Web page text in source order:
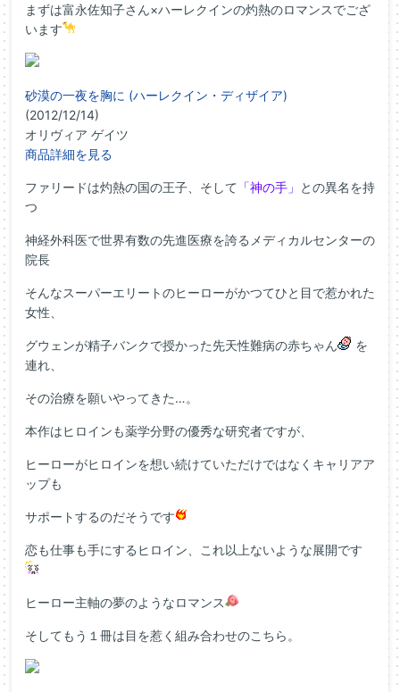
まずは富永佐知子さん×ハーレクインの灼熱のロマンスでござ
います
砂漠の一夜を胸に (ハーレクイン・ディザイア)
(2012/12/14)
オリヴィア ゲイツ
商品詳細を見る
ファリードは灼熱の国の王子、そして 「神の手」 との異名を持
つ
神経外科医で世界有数の先進医療を誇るメディカルセンターの
院長
そんなスーパーエリートのヒーローがかつてひと目で惹かれた
女性、
グウェンが精子バンクで授かった先天性難病の赤ちゃん
を
連れ、
その治療を願いやってきた…。
本作はヒロインも薬学分野の優秀な研究者ですが、
ヒーローがヒロインを想い続けていただけではなくキャリアア
ップも
サポートするのだそうです
恋も仕事も手にするヒロイン、これ以上ないような展開です
ヒーロー主軸の夢のようなロマンス
そしてもう１冊は目を惹く組み合わせのこちら。